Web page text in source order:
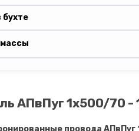
бухте
массы
АПвПуг 1х500/70 -
провода АПвПуг